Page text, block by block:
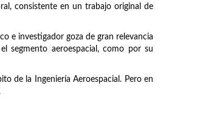
consistente en un trabajo original de
e investigador goza de gran relevancia
segmento aeroespacial, como por su
de la Ingeniería Aeroespacial. Pero en